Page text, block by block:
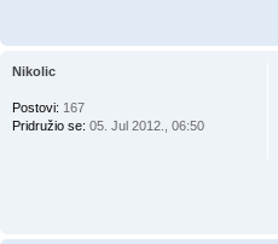
Nikolic
Postovi: 167
Pridružio se: 05. Jul 2012., 06:50